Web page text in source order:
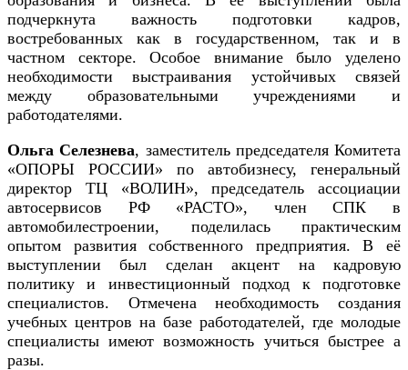
подчеркнута важность подготовки кадров,
востребованных как в государственном, так и в
частном секторе. Особое внимание было уделено
необходимости выстраивания устойчивых связей
между образовательными учреждениями и
работодателями.
Ольга Селезнева, заместитель председателя Комитета
«ОПОРЫ РОССИИ» по автобизнесу, генеральный
директор ТЦ «ВОЛИН», председатель ассоциации
автосервисов РФ «РАСТО», член СПК в
автомобилестроении, поделилась практическим
опытом развития собственного предприятия. В её
выступлении был сделан акцент на кадровую
политику и инвестиционный подход к подготовке
специалистов. Отмечена необходимость создания
учебных центров на базе работодателей, где молодые
специалисты имеют возможность учиться быстрее а
разы.